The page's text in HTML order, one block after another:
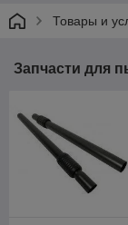
Товары и
Запчасти для